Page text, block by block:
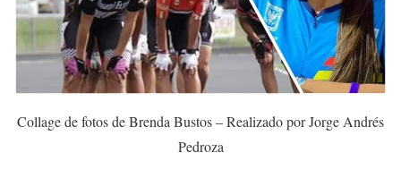
Collage de fotos de Brenda Bustos – Realizado por Jorge Andrés
Pedroza